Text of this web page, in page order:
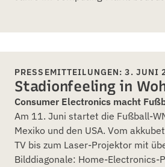
PRESSEMITTEILUNGEN: 3. JUNI
Stadionfeeling in
Consumer Electronics macht
Am 11. Juni startet die Fußball-
Mexiko und den USA. Vom
TV bis zum Laser-Projektor mit
Bilddiagonale: Home-Electronics-